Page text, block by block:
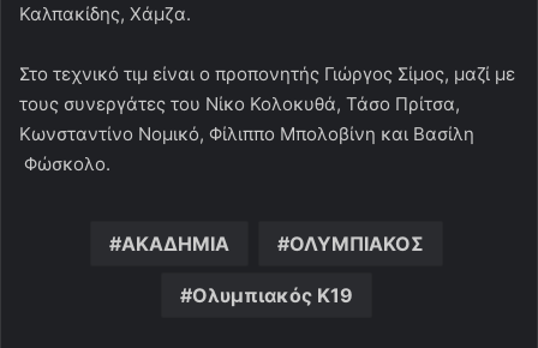
Καλπακίδης, Χάμζα.
Στο τεχνικό τιμ είναι ο προπονητής Γιώργος Σίμος, μαζί με
τους συνεργάτες του Νίκο Κολοκυθά, Τάσο Πρίτσα,
Κωνσταντίνο Νομικό, Φίλιππο Μπολοβίνη και Βασίλη
Φώσκολο.
ΑΚΑΔΗΜΙΑ ΟΛΥΜΠΙΑΚΟΣ
Ολυμπιακός Κ19